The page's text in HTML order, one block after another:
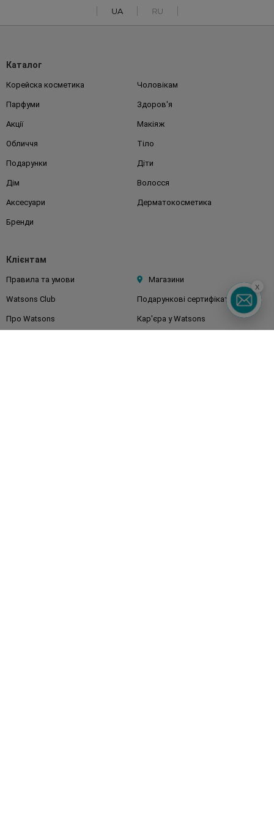
UA RU
Каталог
Корейска косметика Чоловікам
Парфуми Здоров'я
Акції Макіяж
Обличчя Тіло
Подарунки Діти
Дім Волосся
Аксесуари Дерматокосметика
Бренди
Клієнтам
Правила та умови Магазини
Watsons Club Подарункові сертифікати
Про Watsons Кар'єра у Watsons
x